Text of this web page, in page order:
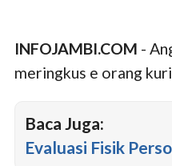
INFOJAMBI.COM -
meringkus e orang
Baca Juga:
Evaluasi Fisik